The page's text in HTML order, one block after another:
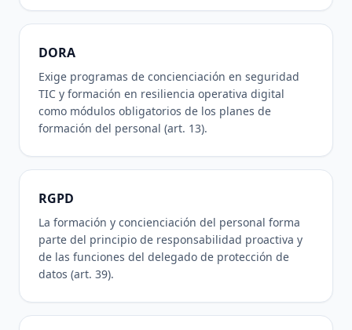
DORA
Exige programas de concienciación en seguridad
TIC y formación en resiliencia operativa digital
como módulos obligatorios de los planes de
formación del personal (art. 13).
RGPD
La formación y concienciación del personal forma
parte del principio de responsabilidad proactiva y
de las funciones del delegado de protección de
datos (art. 39).